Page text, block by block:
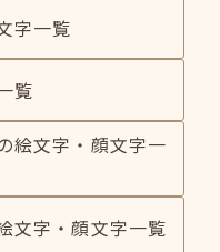
字一覧
覧
絵文字・顔文字一
文字・顔文字一覧